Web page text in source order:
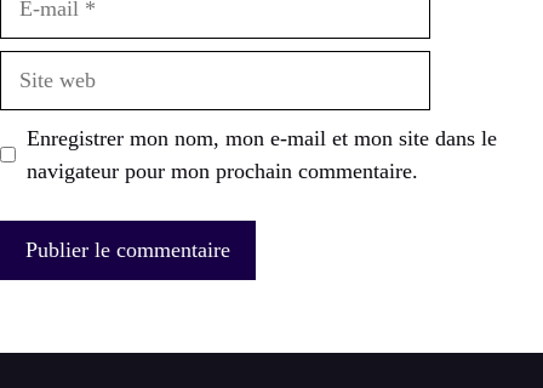
Enregistrer mon nom, mon e-mail et mon site dans le
navigateur pour mon prochain commentaire.